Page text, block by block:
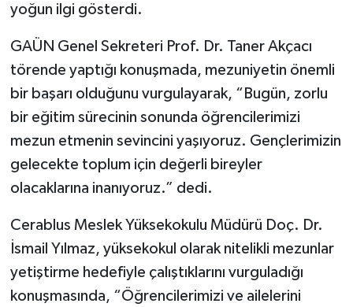
yoğun ilgi gösterdi.
GAÜN Genel Sekreteri Prof. Dr. Taner Akçacı
törende yaptığı konuşmada, mezuniyetin önemli
bir başarı olduğunu vurgulayarak, “Bugün, zorlu
bir eğitim sürecinin sonunda öğrencilerimizi
mezun etmenin sevincini yaşıyoruz. Gençlerimizin
gelecekte toplum için değerli bireyler
olacaklarına inanıyoruz.” dedi.
Cerablus Meslek Yüksekokulu Müdürü Doç. Dr.
İsmail Yılmaz, yüksekokul olarak nitelikli mezunlar
yetiştirme hedefiyle çalıştıklarını vurguladığı
konuşmasında, “Öğrencilerimizi ve ailelerini
Spor
Teknoloji
Türkiye
Video Haber
Yaşam
Yemek